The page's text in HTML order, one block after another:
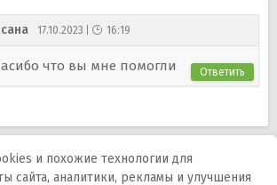
17.10.2023 16:19
что вы мне помогли Ответить
и похожие технологии для
сайта, аналитики, рекламы и улучшения